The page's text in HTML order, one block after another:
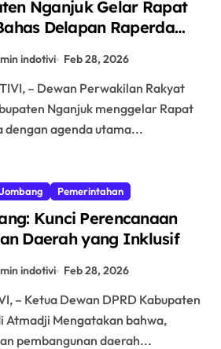
Nganjuk Gelar Rapat
Delapan Raperda
indotivi Feb 28, 2026
Nganjuk menggelar Rapat
dengan agenda utama...
Pemerintahan
Kunci Perencanaan
Daerah yang Inklusif
indotivi Feb 28, 2026
Atmadji Mengatakan bahwa,
pembangunan daerah...